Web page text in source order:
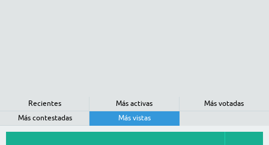
Recientes Más activas
Más votadas
Más contestadas
Más vistas